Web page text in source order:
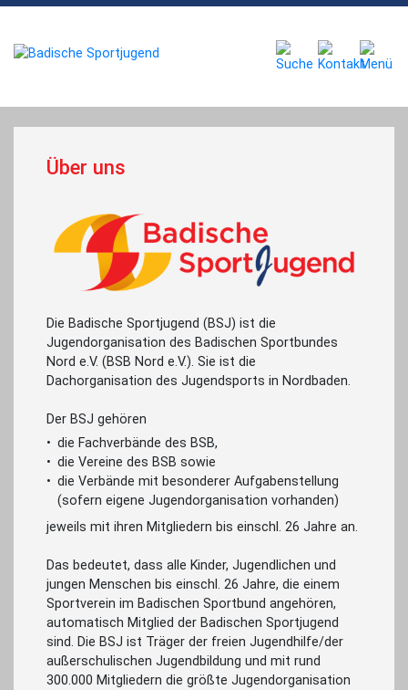
Über uns
Die Badische Sportjugend (BSJ) ist die
Jugendorganisation des Badischen Sportbundes
Nord e.V. (BSB Nord e.V.). Sie ist die
Dachorganisation des Jugendsports in Nordbaden.
Der BSJ gehören
die Fachverbände des BSB,
die Vereine des BSB sowie
die Verbände mit besonderer Aufgabenstellung
(sofern eigene Jugendorganisation vorhanden)
jeweils mit ihren Mitgliedern bis einschl. 26 Jahre an.
Das bedeutet, dass alle Kinder, Jugendlichen und
jungen Menschen bis einschl. 26 Jahre, die einem
Sportverein im Badischen Sportbund angehören,
automatisch Mitglied der Badischen Sportjugend
sind. Die BSJ ist Träger der freien Jugendhilfe/der
außerschulischen Jugendbildung und mit rund
300.000 Mitgliedern die größte Jugendorganisation